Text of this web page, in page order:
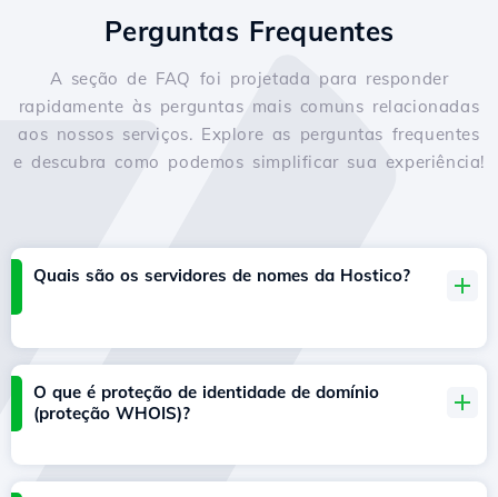
Perguntas Frequentes
A seção de FAQ foi projetada para responder
rapidamente às perguntas mais comuns relacionadas
aos nossos serviços. Explore as perguntas frequentes
e descubra como podemos simplificar sua experiência!
Quais são os servidores de nomes da Hostico?
O que é proteção de identidade de domínio
(proteção WHOIS)?